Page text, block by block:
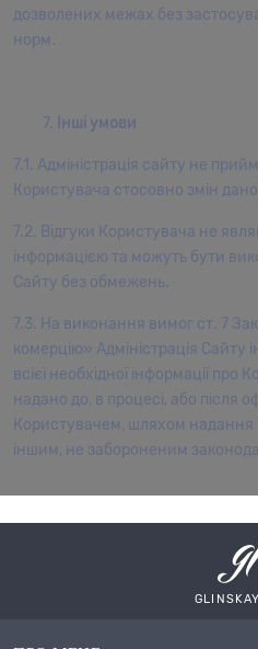
дозволених межах без
норм.
Інші умови
7.1. Адміністрація сайту не
Користувача стосовно змін
7.2. Відгуки Користувача не
інформацією та можуть бути
Сайту без обмежень.
7.3. На виконання вимог ст. 7
комерцію» Адміністрація Сайту
всієї необхідної інформації
надано до, в процесі, або після
Користувачем, шляхом надання
іншим, не забороненим